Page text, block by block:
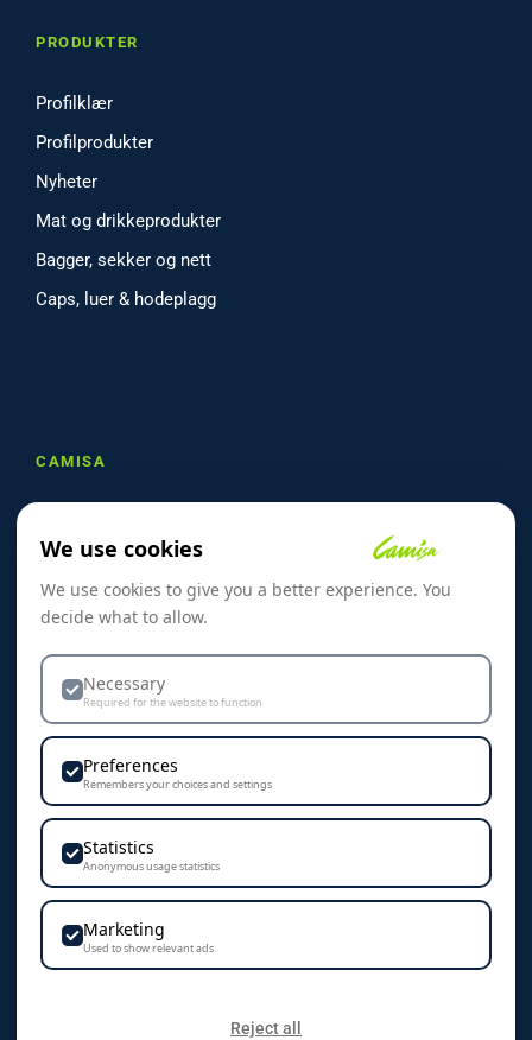
PRODUKTER
Profilklær
Profilprodukter
Nyheter
Mat og drikkeprodukter
Bagger, sekker og nett
Caps, luer & hodeplagg
CAMISA
Referanser
Skreddersøm
Dekorasjon & Teknikker
Personvern & Cookies
KONTAKT
Camisa AS
Vestre Rosten 102
7075 Tiller
We use cookies
We use cookies to give you a better experience. You
decide what to allow.
Necessary
Required for the website to function
Preferences
Remembers your choices and settings
Statistics
Anonymous usage statistics
Marketing
Used to show relevant ads
Reject all